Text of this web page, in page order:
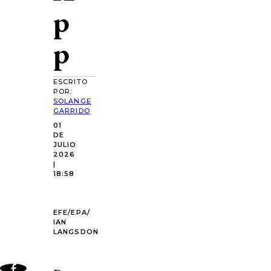
p
p
ESCRITO
POR:
SOLANGE
GARRIDO
01
DE
JULIO
2026
|
18:58
EFE/EPA/
IAN
LANGSDON